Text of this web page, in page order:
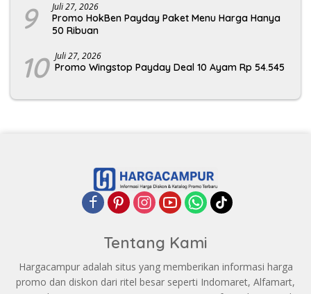
9 Juli 27, 2026
Promo HokBen Payday Paket Menu Harga Hanya
50 Ribuan
10 Juli 27, 2026
Promo Wingstop Payday Deal 10 Ayam Rp 54.545
Tentang Kami
Hargacampur adalah situs yang memberikan informasi harga
promo dan diskon dari ritel besar seperti Indomaret, Alfamart,